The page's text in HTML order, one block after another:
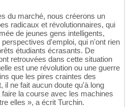
du marché, nous créerons un
radicaux et révolutionnaires, qui
de jeunes gens intelligents,
d'emploi, qui n'ont rien
étudiants écrasants. De
retrouvées dans cette situation
est une révolution ou une guerre
que les pires craintes des
il ne fait aucun doute qu'à long
la course avec les machines
elles », a écrit Turchin.